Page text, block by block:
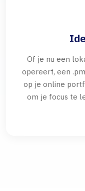
Of je nu een
opereert, een
op je online
om je focus te